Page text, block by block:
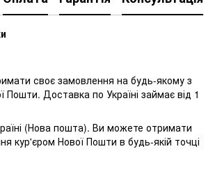
своє замовлення на будь-якому з
Пошти. Доставка по Україні займає від 1
(Нова пошта). Ви можете отримати
кур'єром Нової Пошти в будь-якій точці